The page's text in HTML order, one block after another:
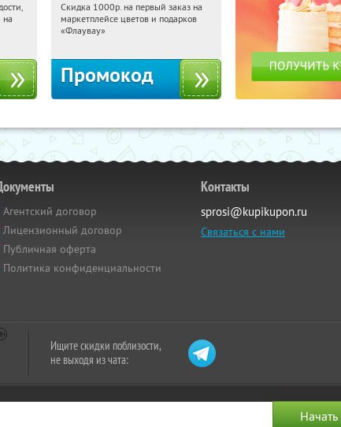
на
09:23:56 Получили:
Россия
Скидка 1000р. на первый заказ на
маркетплейсе цветов и подарков
«Флаувау»
Промокод
Агентский договор
Лицензионный договор
Публичная оферта
Политика конфиденциальности
Контакты
sprosi@kupikupon.ru
Связаться с нами
Ищите скидки поблизости,
не выходя из чата: